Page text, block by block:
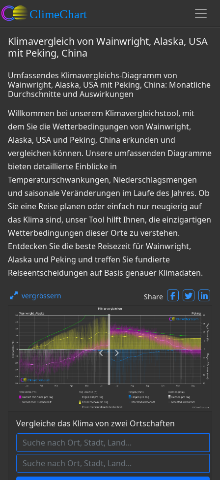
Klimavergleich von Wainwright, Alaska, USA
mit Peking, China
Umfassendes Klimavergleichs-Diagramm von
Wainwright, Alaska, USA mit Peking, China: Monatliche
Durchschnitte und Auswirkungen
Willkommen bei unserem Klimavergleichstool, mit
dem Sie die Wetterbedingungen von Wainwright,
Alaska, USA und Peking, China erkunden und
vergleichen können. Unsere umfassenden Diagramme
bieten detaillierte Einblicke in
Temperaturschwankungen, Niederschlagsmengen
und saisonale Veränderungen im Laufe des Jahres. Ob
Sie eine Reise planen oder einfach nur neugierig auf
das Klima sind, unser Tool hilft Ihnen, die einzigartigen
Wetterbedingungen dieser Orte zu verstehen.
Entdecken Sie die beste Reisezeit für Wainwright,
Alaska und Peking und treffen Sie fundierte
Reiseentscheidungen auf Basis genauer Klimadaten.
vergrössern Share
Vergleiche das Klima von zwei Ortschaften